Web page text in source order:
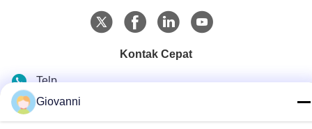
Kontak Cepat
Telp
+86-180-6120-9532
Giovanni